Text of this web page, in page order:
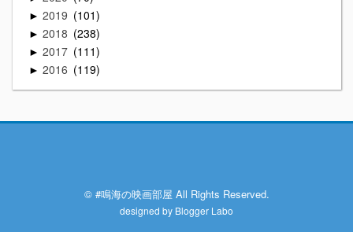
► 2019 101
► 2018 238
► 2017 111
► 2016 119
© #鳴海の映画部屋 All Rights Reserved.
designed by Blogger Labo